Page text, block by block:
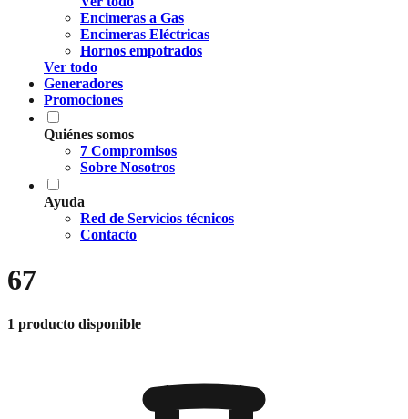
Encimeras a Gas
Encimeras Eléctricas
Hornos empotrados
Ver todo
Generadores
Promociones
Quiénes somos
7 Compromisos
Sobre Nosotros
Ayuda
Red de Servicios técnicos
Contacto
67
1 producto disponible